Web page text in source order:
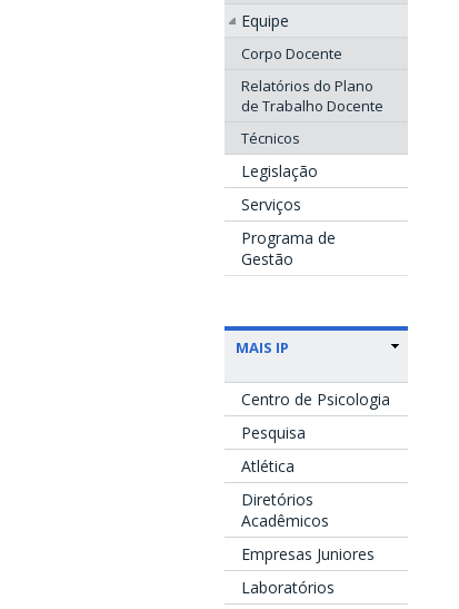
Equipe
Corpo Docente
Relatórios do Plano
de Trabalho Docente
Técnicos
Legislação
Serviços
Programa de
Gestão
MAIS IP
Centro de Psicologia
Pesquisa
Atlética
Diretórios
Acadêmicos
Empresas Juniores
Laboratórios